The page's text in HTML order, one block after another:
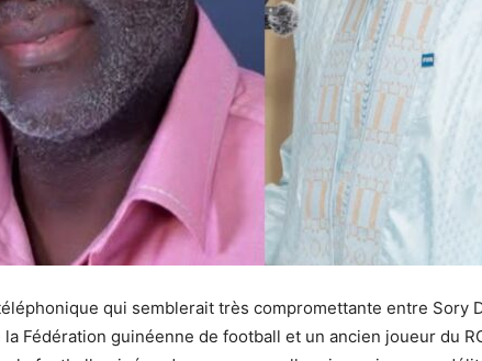
qui semblerait très compromettante entre Sory
Fédération guinéenne de football et un ancien joueur du